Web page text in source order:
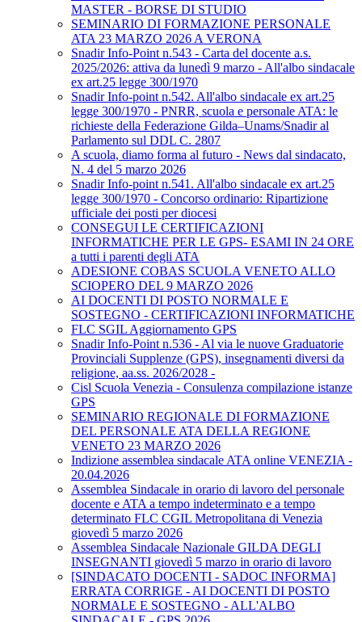
MASTER - BORSE DI STUDIO
SEMINARIO DI FORMAZIONE PERSONALE
ATA 23 MARZO 2026 A VERONA
Snadir Info-Point n.543 - Carta del docente a.s.
2025/2026: attiva da lunedì 9 marzo - All'albo sindacale
ex art.25 legge 300/1970
Snadir Info-point n.542. All'albo sindacale ex art.25
legge 300/1970 - PNRR, scuola e personale ATA: le
richieste della Federazione Gilda–Unams/Snadir al
Parlamento sul DDL C. 2807
A scuola, diamo forma al futuro - News dal sindacato,
N. 4 del 5 marzo 2026
Snadir Info-point n.541. All'albo sindacale ex art.25
legge 300/1970 - Concorso ordinario: Ripartizione
ufficiale dei posti per diocesi
CONSEGUI LE CERTIFICAZIONI
INFORMATICHE PER LE GPS- ESAMI IN 24 ORE
a tutti i parenti degli ATA
ADESIONE COBAS SCUOLA VENETO ALLO
SCIOPERO DEL 9 MARZO 2026
AI DOCENTI DI POSTO NORMALE E
SOSTEGNO - CERTIFICAZIONI INFORMATICHE
FLC SGIL Aggiornamento GPS
Snadir Info-Point n.536 - Al via le nuove Graduatorie
Provinciali Supplenze (GPS), insegnamenti diversi da
religione, aa.ss. 2026/2028 -
Cisl Scuola Venezia - Consulenza compilazione istanze
GPS
SEMINARIO REGIONALE DI FORMAZIONE
DEL PERSONALE ATA DELLA REGIONE
VENETO 23 MARZO 2026
Indizione assemblea sindacale ATA online VENEZIA -
20.04.2026
Assemblea Sindacale in orario di lavoro del personale
docente e ATA a tempo indeterminato e a tempo
determinato FLC CGIL Metropolitana di Venezia
giovedì 5 marzo 2026
Assemblea Sindacale Nazionale GILDA DEGLI
INSEGNANTI giovedì 5 marzo in orario di lavoro
[SINDACATO DOCENTI - SADOC INFORMA]
ERRATA CORRIGE - AI DOCENTI DI POSTO
NORMALE E SOSTEGNO - ALL'ALBO